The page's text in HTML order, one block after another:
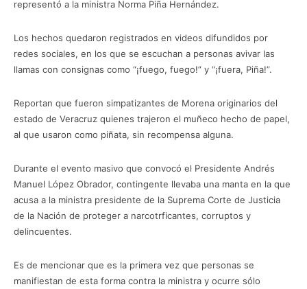
representó a la ministra Norma Piña Hernández.
Los hechos quedaron registrados en videos difundidos por
redes sociales, en los que se escuchan a personas avivar las
llamas con consignas como “¡fuego, fuego!” y “¡fuera, Piña!”.
Reportan que fueron simpatizantes de Morena originarios del
estado de Veracruz quienes trajeron el muñeco hecho de papel,
al que usaron como piñata, sin recompensa alguna.
Durante el evento masivo que convocó el Presidente Andrés
Manuel López Obrador, contingente llevaba una manta en la que
acusa a la ministra presidente de la Suprema Corte de Justicia
de la Nación de proteger a narcotrficantes, corruptos y
delincuentes.
Es de mencionar que es la primera vez que personas se
manifiestan de esta forma contra la ministra y ocurre sólo